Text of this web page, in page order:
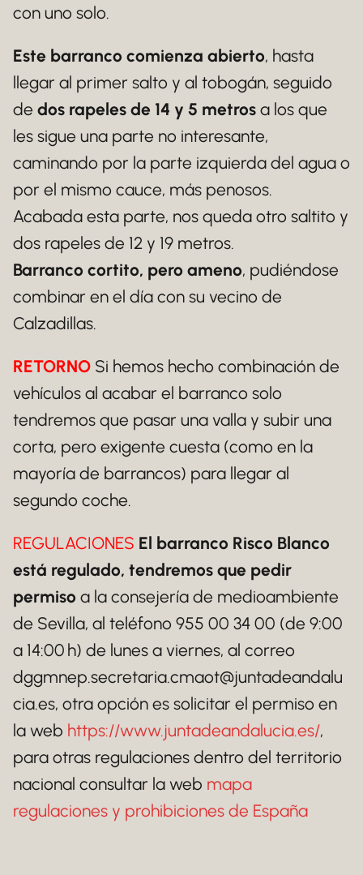
con uno solo.
Este barranco comienza abierto, hasta
llegar al primer salto y al tobogán, seguido
de dos rapeles de 14 y 5 metros a los que
les sigue una parte no interesante,
caminando por la parte izquierda del agua o
por el mismo cauce, más penosos.
Acabada esta parte, nos queda otro saltito y
dos rapeles de 12 y 19 metros.
Barranco cortito, pero ameno, pudiéndose
combinar en el día con su vecino de
Calzadillas.
RETORNO Si hemos hecho combinación de
vehículos al acabar el barranco solo
tendremos que pasar una valla y subir una
corta, pero exigente cuesta (como en la
mayoría de barrancos) para llegar al
segundo coche.
REGULACIONES El barranco Risco Blanco
está regulado, tendremos que pedir
permiso a la consejería de medioambiente
de Sevilla, al teléfono 955 00 34 00 (de 9:00
a 14:00 h) de lunes a viernes, al correo
dggmnep.secretaria.cmaot@juntadeandalu
cia.es, otra opción es solicitar el permiso en
la web https://www.juntadeandalucia.es/,
para otras regulaciones dentro del territorio
nacional consultar la web mapa
regulaciones y prohibiciones de España